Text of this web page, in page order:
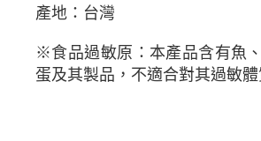
產地：台灣
※食品過敏原：本產品含有魚
蛋及其製品，不適合對其過敏體